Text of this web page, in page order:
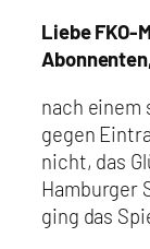
Liebe FKO-
nach einem
gegen
nicht, das
Hamburger
ging das